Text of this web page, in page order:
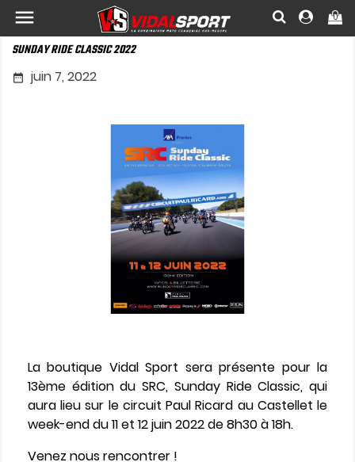
 0
SUNDAY RIDE CLASSIC 2022
 juin 7, 2022
La boutique Vidal Sport sera présente pour la
13ème édition du SRC, Sunday Ride Classic, qui
aura lieu sur le circuit Paul Ricard au Castellet le
week-end du 11 et 12 juin 2022 de 8h30 à 18h.
Venez nous rencontrer !